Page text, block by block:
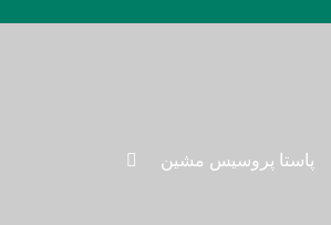
 پاستا پروسيس مشين